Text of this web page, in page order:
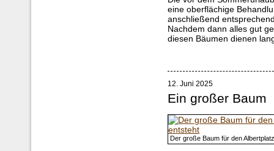
eine oberflächige
anschließend
Nachdem dann alles gut
diesen Bäumen dienen
12. Juni 2025
Ein großer Baum
Der große Baum für den